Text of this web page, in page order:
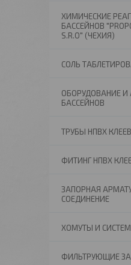
ХИМИЧЕСКИЕ
БАССЕЙНОВ
S.R.O" (ЧЕХИЯ)
СОЛЬ
ОБОРУДОВАНИЕ И
БАССЕЙНОВ
ТРУБЫ НПВХ
ФИТИНГ НПВХ
ЗАПОРНАЯ
СОЕДИНЕНИЕ
ХОМУТЫ И
ФИЛЬТРУЮЩИЕ